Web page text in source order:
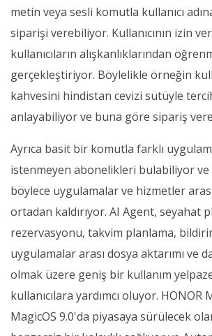
metin veya sesli komutla kullanıcı
siparişi verebiliyor. Kullanıcının izin
kullanıcıların alışkanlıklarından
gerçekleştiriyor. Böylelikle örneğin
kahvesini hindistan cevizi sütüyle
anlayabiliyor ve buna göre sipariş
Ayrıca basit bir komutla farklı
istenmeyen abonelikleri bulabiliyor
böylece uygulamalar ve hizmetler
ortadan kaldırıyor. AI Agent, seyahat
rezervasyonu, takvim planlama,
uygulamalar arası dosya aktarımı ve
olmak üzere geniş bir kullanım
kullanıcılara yardımcı oluyor. HONOR
MagicOS 9.0'da piyasaya sürülecek